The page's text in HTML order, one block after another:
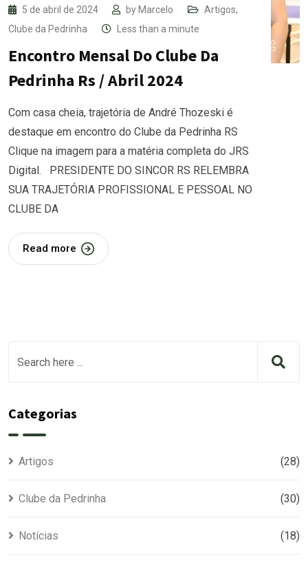
5 de abril de 2024 by Marcelo Artigos,
Clube da Pedrinha
Less than a minute
Encontro Mensal Do Clube Da
Pedrinha Rs / Abril 2024
Com casa cheia, trajetória de André Thozeski é
destaque em encontro do Clube da Pedrinha RS
Clique na imagem para a matéria completa do JRS
Digital. PRESIDENTE DO SINCOR RS RELEMBRA
SUA TRAJETÓRIA PROFISSIONAL E PESSOAL NO
CLUBE DA
Read more
Categorias
Artigos (28)
Clube da Pedrinha (30)
Notícias (18)